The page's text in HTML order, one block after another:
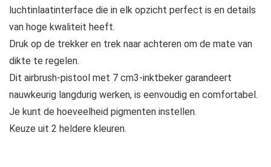
luchtinlaatinterface die in elk opzicht perfect is en details
van hoge kwaliteit heeft.
Druk op de trekker en trek naar achteren om de mate van
dikte te regelen.
Dit airbrush-pistool met 7 cm3-inktbeker garandeert
nauwkeurig langdurig werken, is eenvoudig en comfortabel.
Je kunt de hoeveelheid pigmenten instellen.
Keuze uit 2 heldere kleuren.